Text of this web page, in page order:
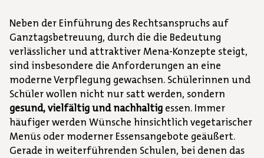
Neben der Einführung des Rechtsanspruchs auf
Ganztagsbetreuung, durch die die Bedeutung
verlässlicher und attraktiver Mena-Konzepte steigt,
sind insbesondere die Anforderungen an eine
moderne Verpflegung gewachsen. Schülerinnen und
Schüler wollen nicht nur satt werden, sondern
gesund, vielfältig und nachhaltig essen. Immer
häufiger werden Wünsche hinsichtlich vegetarischer
Menüs oder moderner Essensangebote geäußert.
Gerade in weiterführenden Schulen, bei denen das